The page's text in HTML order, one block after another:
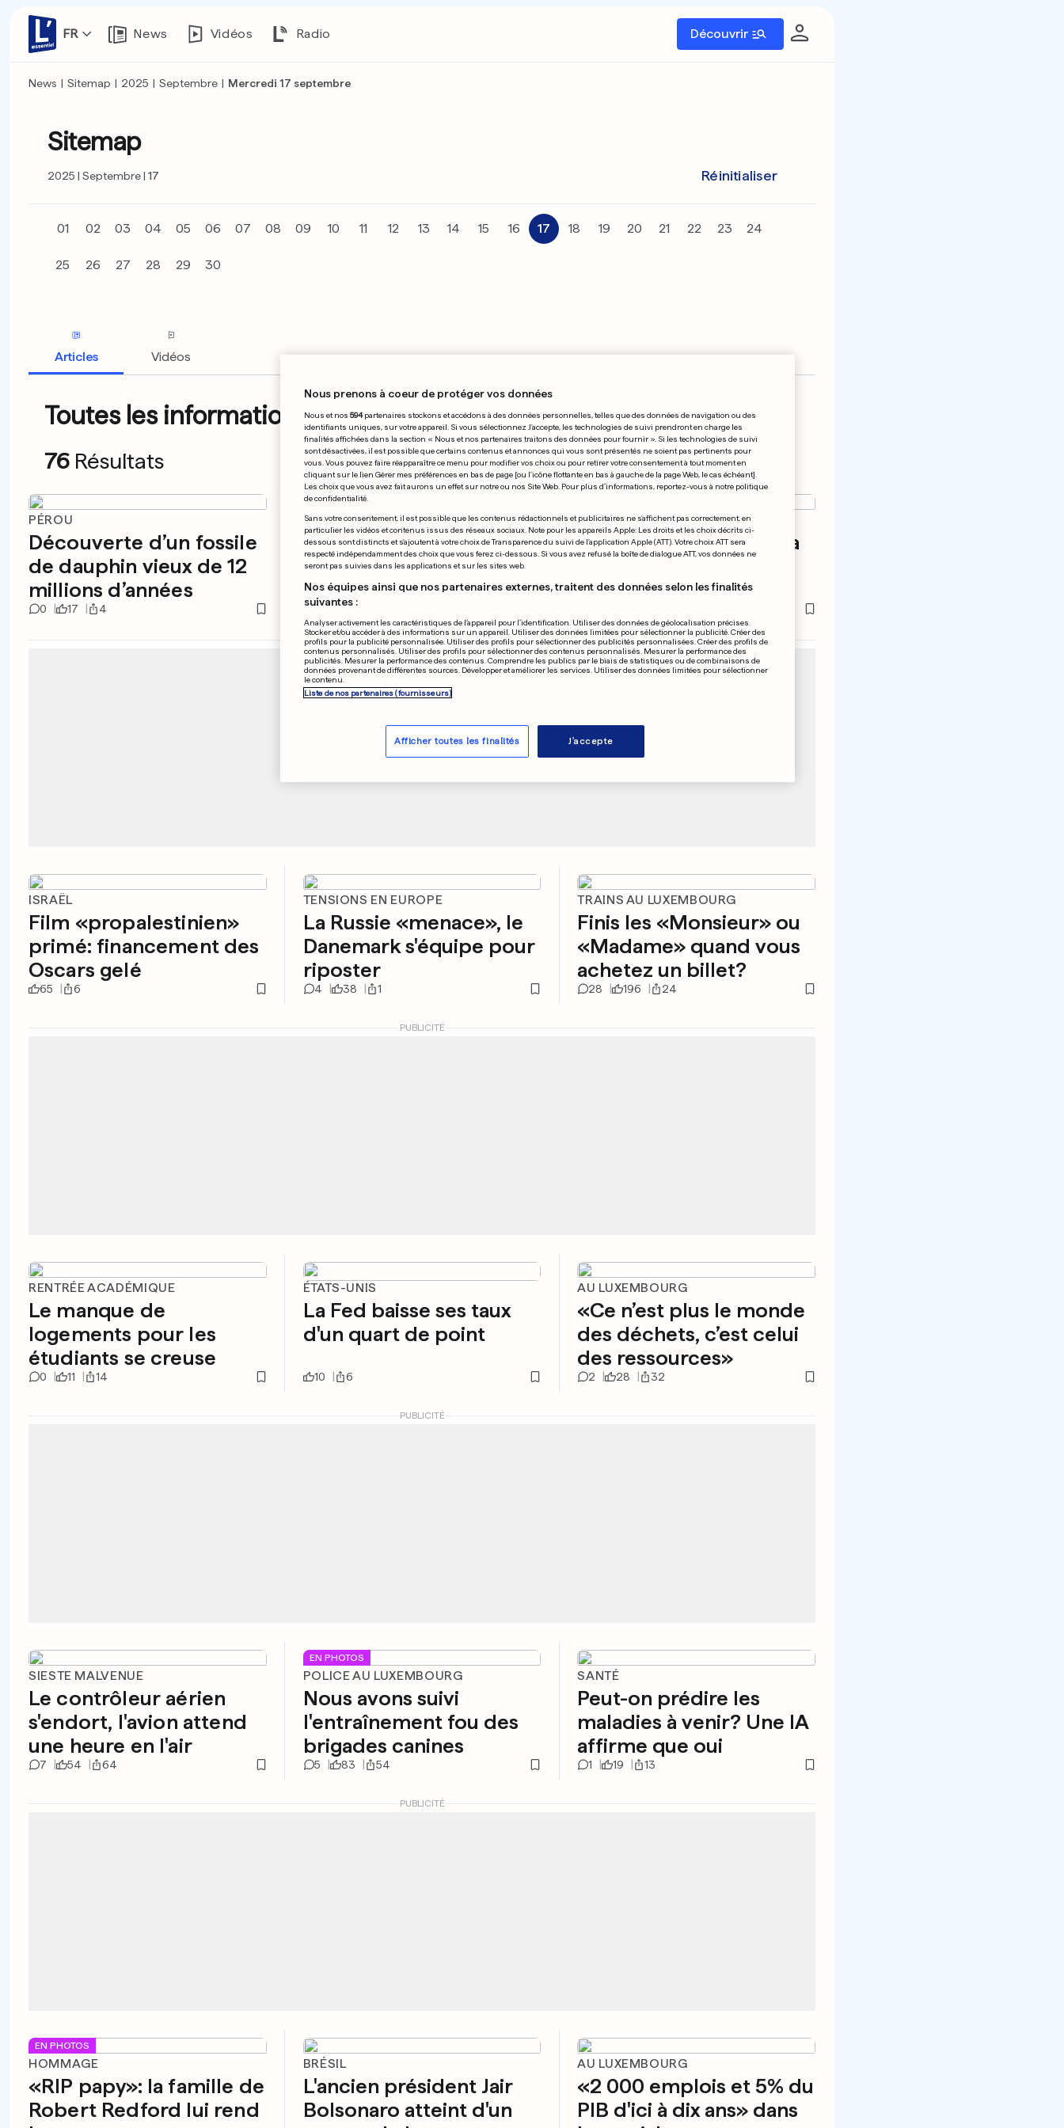
FR News Vidéos Radio Découvrir
News | Sitemap | 2025 | Septembre | Mercredi 17 septembre
Sitemap
2025 Septembre 17 Réinitialiser
01 02 03 04 05 06 07 08 09 10 11 12 13 14 15 16 17 18 19 20 21 22 23 24
25 26 27 28 29 30
Articles Vidéos
Toutes les informations du 17.09.2025
76 Résultats
PÉROU
Découverte d’un fossile
de dauphin vieux de 12
millions d’années
0 17 4
ROYAUME-UNI
Charles III et Donald
Trump se félicitent au
dîner
1 10
ÉTATS-UNIS
Le corps trouvé dans la
Tesla d’un rappeur est
celui d'une ado
PUBLICITÉ
ISRAËL
Film «propalestinien»
primé: financement des
Oscars gelé
65 6
TENSIONS EN EUROPE
La Russie «menace», le
Danemark s'équipe pour
riposter
4 38 1
TRAINS AU LUXEMBOURG
Finis les «Monsieur» ou
«Madame» quand vous
achetez un billet?
28 196 24
PUBLICITÉ
RENTRÉE ACADÉMIQUE
Le manque de
logements pour les
étudiants se creuse
0 11 14
ÉTATS-UNIS
La Fed baisse ses taux
d'un quart de point
10 6
AU LUXEMBOURG
«Ce n’est plus le monde
des déchets, c’est celui
des ressources»
2 28 32
PUBLICITÉ
SIESTE MALVENUE
Le contrôleur aérien
s'endort, l'avion attend
une heure en l'air
7 54 64
EN PHOTOS
POLICE AU LUXEMBOURG
Nous avons suivi
l'entraînement fou des
brigades canines
5 83 54
SANTÉ
Peut-on prédire les
maladies à venir? Une IA
affirme que oui
1 19 13
PUBLICITÉ
EN PHOTOS
HOMMAGE
«RIP papy»: la famille de
Robert Redford lui rend
BRÉSIL
L'ancien président Jair
Bolsonaro atteint d'un
AU LUXEMBOURG
«2 000 emplois et 5% du
PIB d'ici à dix ans» dans
Nous prenons à coeur de protéger vos données
Nous et nos 594partenaires stockons et accédons à des données personnelles, telles que des données de navigation ou des
identifiants uniques, sur votre appareil. Si vous sélectionnez J'accepte, les technologies de suivi prendront en charge les
finalités affichées dans la section « Nous et nos partenaires traitons des données pour fournir ». Si les technologies de suivi
sont désactivées, il est possible que certains contenus et annonces qui vous sont présentés ne soient pas pertinents pour
vous. Vous pouvez faire réapparaître ce menu pour modifier vos choix ou pour retirer votre consentement à tout moment en
cliquant sur le lien Gérer mes préférences en bas de page [ou l'icône flottante en bas à gauche de la page Web, le cas échéant].
Les choix que vous avez fait aurons un effet sur notre ou nos Site Web. Pour plus d’informations, reportez-vous à notre politique
de confidentialité.
Sans votre consentement, il est possible que les contenus rédactionnels et publicitaires ne s'affichent pas correctement, en
particulier les vidéos et contenus issus des réseaux sociaux. Note pour les appareils Apple: Les droits et les choix décrits ci-
dessous sont distincts et s'ajoutent à votre choix de Transparence du suivi de l'application Apple (ATT). Votre choix ATT sera
respecté indépendamment des choix que vous ferez ci-dessous. Si vous avez refusé la boîte de dialogue ATT, vos données ne
seront pas suivies dans les applications et sur les sites web.
Nos équipes ainsi que nos partenaires externes, traitent des données selon les finalités
suivantes :
Analyser activement les caractéristiques de l’appareil pour l’identification. Utiliser des données de géolocalisation précises.
Stocker et/ou accéder à des informations sur un appareil. Utiliser des données limitées pour sélectionner la publicité. Créer des
profils pour la publicité personnalisée. Utiliser des profils pour sélectionner des publicités personnalisées. Créer des profils de
contenus personnalisés. Utiliser des profils pour sélectionner des contenus personnalisés. Mesurer la performance des
publicités. Mesurer la performance des contenus. Comprendre les publics par le biais de statistiques ou de combinaisons de
données provenant de différentes sources. Développer et améliorer les services. Utiliser des données limitées pour sélectionner
le contenu.
Liste de nos partenaires (fournisseurs)
Afficher toutes les finalités J'accepte